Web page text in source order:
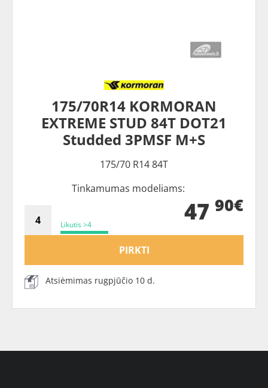
175/70R14 KORMORAN
EXTREME STUD 84T DOT21
Studded 3PMSF M+S
175/70 R14 84T
Tinkamumas modeliams:
Likutis >4 47 90€
PIRKTI
Atsiėmimas rugpjūčio 10 d.